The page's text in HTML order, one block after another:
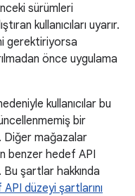
sürümleri
kullanıcıları uyarır.
gerektiriyorsa
önce uygulama
kullanıcılar bu
bir
Diğer mağazalar
benzer hedef API
şartlar hakkında
düzeyi şartlarını